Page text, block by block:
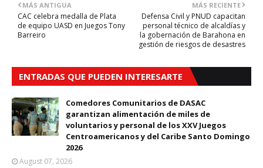
MÁS RECIENTE
Defensa Civil y PNUD capacitan
personal técnico de alcaldías y
la gobernación de Barahona en
gestión de riesgos de desastres
MÁS ANTIGUA
CAC celebra medalla de Plata
de equipo UASD en Juegos Tony
Barreiro
ENTRADAS QUE PUEDEN INTERESARTE
Comedores Comunitarios de DASAC
garantizan alimentación de miles de
voluntarios y personal de los XXV Juegos
Centroamericanos y del Caribe Santo Domingo
2026
August 07, 2026